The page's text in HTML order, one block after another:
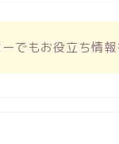
ーでもお役立ち情